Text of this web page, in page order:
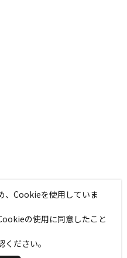
、Cookieを使用していま
の使用に同意したこと
ください。